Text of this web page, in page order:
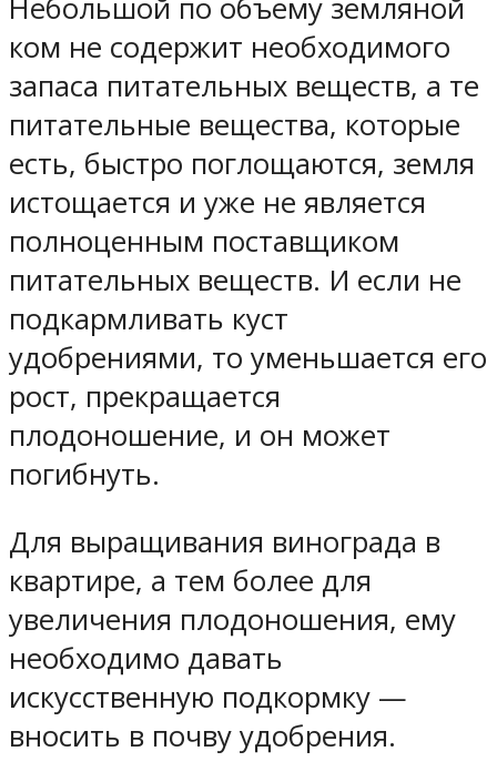
Небольшой по объему земляной
ком не содержит необходимого
запаса питательных веществ, а те
питательные вещества, которые
есть, быстро поглощаются, земля
истощается и уже не является
полноценным поставщиком
питательных веществ. И если не
подкармливать куст
удобрениями, то уменьшается его
рост, прекращается
плодоношение, и он может
погибнуть.
Для выращивания винограда в
квартире, а тем более для
увеличения плодоношения, ему
необходимо давать
искусственную подкормку —
вносить в почву удобрения.